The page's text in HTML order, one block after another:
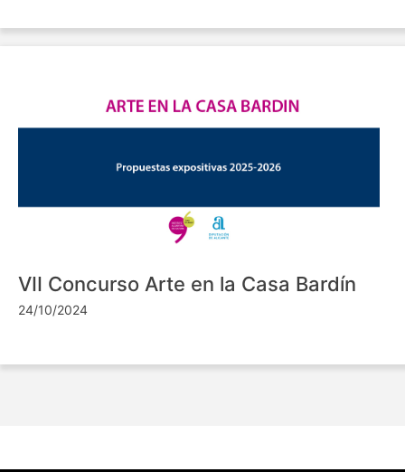
VII Concurso Arte en la Casa Bardín
24/10/2024